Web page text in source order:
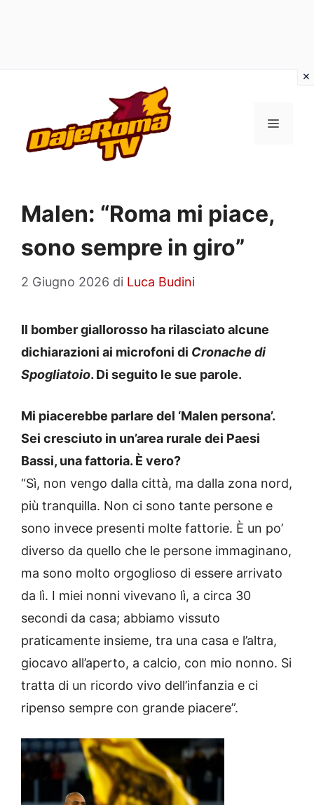
contenuto
MENU
Malen: “Roma mi piace,
sono sempre in giro”
2 Giugno 2026 di Luca Budini
Il bomber giallorosso ha rilasciato alcune
dichiarazioni ai microfoni di Cronache di
Spogliatoio. Di seguito le sue parole.
Mi piacerebbe parlare del ‘Malen persona’.
Sei cresciuto in un’area rurale dei Paesi
Bassi, una fattoria. È vero?
“Sì, non vengo dalla città, ma dalla zona nord,
più tranquilla. Non ci sono tante persone e
sono invece presenti molte fattorie. È un po’
diverso da quello che le persone immaginano,
ma sono molto orgoglioso di essere arrivato
da lì. I miei nonni vivevano lì, a circa 30
secondi da casa; abbiamo vissuto
praticamente insieme, tra una casa e l’altra,
giocavo all’aperto, a calcio, con mio nonno. Si
tratta di un ricordo vivo dell’infanzia e ci
ripenso sempre con grande piacere”.